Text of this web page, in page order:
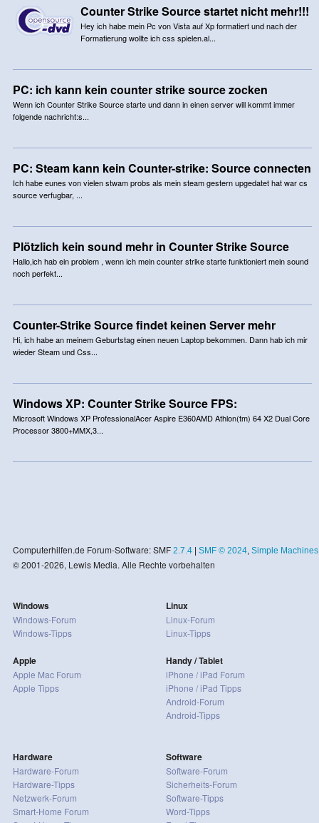
Counter Strike Source startet nicht mehr!!!
Hey ich habe mein Pc von Vista auf Xp formatiert und nach der
Formatierung wollte ich css spielen.al...
PC: ich kann kein counter strike source zocken
Wenn ich Counter Strike Source starte und dann in einen server will kommt immer
folgende nachricht:s...
PC: Steam kann kein Counter-strike: Source connecten
Ich habe eunes von vielen stwam probs als mein steam gestern upgedatet hat war cs
source verfugbar, ...
Plötzlich kein sound mehr in Counter Strike Source
Hallo,ich hab ein problem , wenn ich mein counter strike starte funktioniert mein sound
noch perfekt...
Counter-Strike Source findet keinen Server mehr
Hi, ich habe an meinem Geburtstag einen neuen Laptop bekommen. Dann hab ich mir
wieder Steam und Css...
Windows XP: Counter Strike Source FPS:
Microsoft Windows XP ProfessionalAcer Aspire E360AMD Athlon(tm) 64 X2 Dual Core
Processor 3800+MMX,3...
Computerhilfen.de Forum-Software: SMF 2.7.4| SMF © 2024, Simple Machines
© 2001-2026, Lewis Media. Alle Rechte vorbehalten
Windows
Windows-Forum
Windows-Tipps
Apple
Apple Mac Forum
Apple Tipps
Linux
Linux-Forum
Linux-Tipps
Handy / Tablet
iPhone / iPad Forum
iPhone / iPad Tipps
Android-Forum
Android-Tipps
Hardware
Hardware-Forum
Hardware-Tipps
Netzwerk-Forum
Smart-Home Forum
Software
Software-Forum
Sicherheits-Forum
Software-Tipps
Word-Tipps